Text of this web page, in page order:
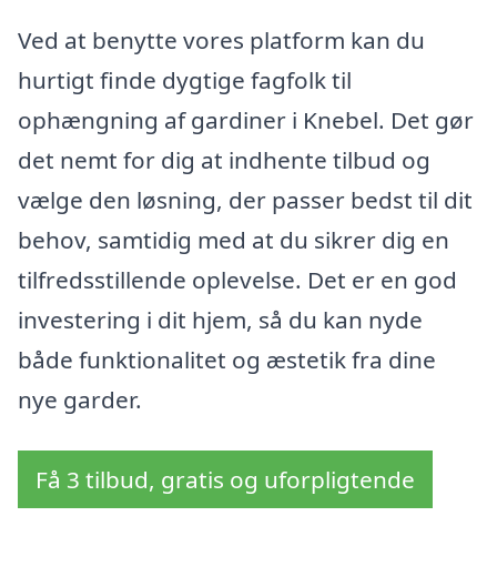
Ved at benytte vores platform kan du
hurtigt finde dygtige fagfolk til
ophængning af gardiner i Knebel. Det gør
det nemt for dig at indhente tilbud og
vælge den løsning, der passer bedst til dit
behov, samtidig med at du sikrer dig en
tilfredsstillende oplevelse. Det er en god
investering i dit hjem, så du kan nyde
både funktionalitet og æstetik fra dine
nye garder.
Få 3 tilbud, gratis og uforpligtende